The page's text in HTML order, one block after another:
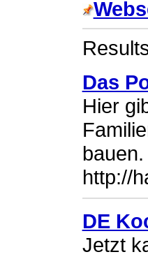
Das
Hier
bauen.
http://
DE
Jetzt